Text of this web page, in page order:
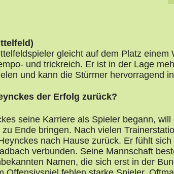
gleicht auf dem Platz einem
und trickreich. Er ist in der Lage
und kann die Stürmer hervorragend
der Erfolg zurück?
seine Karriere als Spieler begann,
Ende bringen. Nach vielen
nach Hause zurück. Er fühlt
verbunden. Seine Mannschaft
Namen, die sich erst in der